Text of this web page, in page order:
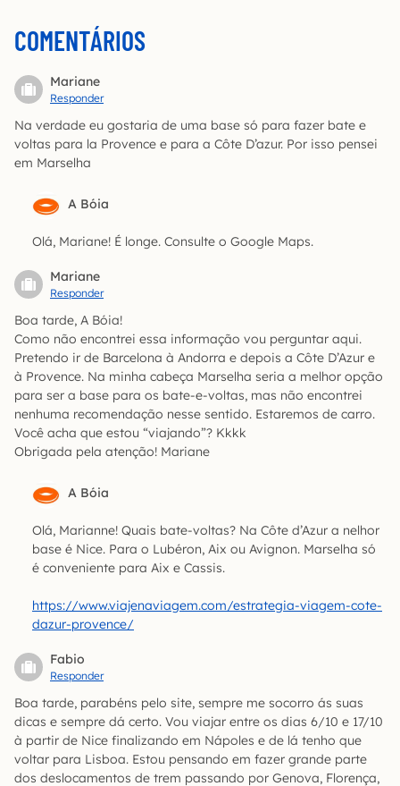
COMENTÁRIOS
Mariane
Responder
Na verdade eu gostaria de uma base só para fazer bate e
voltas para la Provence e para a Côte D’azur. Por isso pensei
em Marselha
A Bóia
Olá, Mariane! É longe. Consulte o Google Maps.
Mariane
Responder
Boa tarde, A Bóia!
Como não encontrei essa informação vou perguntar aqui.
Pretendo ir de Barcelona à Andorra e depois a Côte D’Azur e
à Provence. Na minha cabeça Marselha seria a melhor opção
para ser a base para os bate-e-voltas, mas não encontrei
nenhuma recomendação nesse sentido. Estaremos de carro.
Você acha que estou “viajando”? Kkkk
Obrigada pela atenção! Mariane
A Bóia
Olá, Marianne! Quais bate-voltas? Na Côte d’Azur a nelhor
base é Nice. Para o Lubéron, Aix ou Avignon. Marselha só
é conveniente para Aix e Cassis.
https://www.viajenaviagem.com/estrategia-viagem-cote-
dazur-provence/
Fabio
Responder
Boa tarde, parabéns pelo site, sempre me socorro ás suas
dicas e sempre dá certo. Vou viajar entre os dias 6/10 e 17/10
à partir de Nice finalizando em Nápoles e de lá tenho que
voltar para Lisboa. Estou pensando em fazer grande parte
dos deslocamentos de trem passando por Genova, Florença,